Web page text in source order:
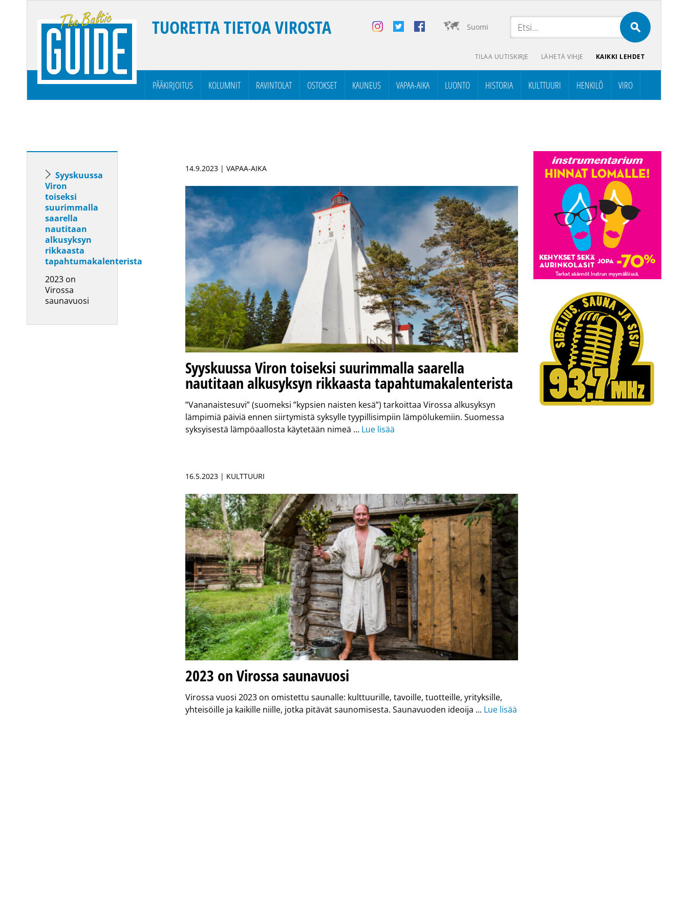
Suomi
TUORETTA TIETOA VIROSTA
TILAA UUTISKIRJE LÄHETÄ VIHJE KAIKKI LEHDET
PÄÄKIRJOITUS KOLUMNIT RAVINTOLAT OSTOKSET KAUNEUS VAPAA-AIKA LUONTO HISTORIA KULTTUURI HENKILÖ VIRO
Syyskuussa
Viron
toiseksi
suurimmalla
saarella
nautitaan
alkusyksyn
rikkaasta
tapahtumakalenterista
2023 on
Virossa
saunavuosi
14.9.2023 | VAPAA-AIKA
Syyskuussa Viron toiseksi suurimmalla saarella
nautitaan alkusyksyn rikkaasta tapahtumakalenterista
”Vananaistesuvi” (suomeksi ”kypsien naisten kesä”) tarkoittaa Virossa alkusyksyn
lämpimiä päiviä ennen siirtymistä syksylle tyypillisimpiin lämpölukemiin. Suomessa
syksyisestä lämpöaallosta käytetään nimeä … Lue lisää
16.5.2023 | KULTTUURI
2023 on Virossa saunavuosi
Virossa vuosi 2023 on omistettu saunalle: kulttuurille, tavoille, tuotteille, yrityksille,
yhteisöille ja kaikille niille, jotka pitävät saunomisesta. Saunavuoden ideoija … Lue lisää